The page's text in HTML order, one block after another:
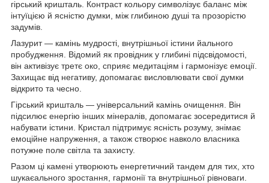
гірський кришталь. Контраст кольору символізує баланс між
інтуїцією й ясністю думки, між глибиною душі та прозорістю
задумів.
Лазурит — камінь мудрості, внутрішньої істини йального
пробудження. Відомий як провідник у глибині підсвідомості,
він активізує третє око, сприяє медитаціям і гармонізує емоції.
Захищає від негативу, допомагає висловлювати свої думки
відкрито та чесно.
Гірський кришталь — універсальний камінь очищення. Він
підсилює енергію інших мінералів, допомагає зосередитися й
набувати істини. Кристал підтримує ясність розуму, знімає
емоційне напруження, а також створює навколо власника
потужне поле світла та захисту.
Разом ці камені утворюють енергетичний тандем для тих, хто
шукаєального зростання, гармонії та внутрішньої рівноваги.